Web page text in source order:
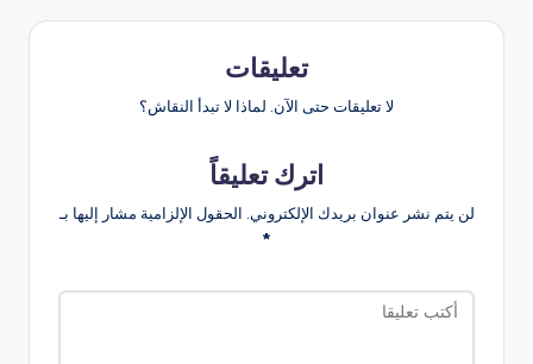
تعليقات
لا تعليقات حتى الآن. لماذا لا تبدأ النقاش؟
اترك تعليقاً
لن يتم نشر عنوان بريدك الإلكتروني. الحقول الإلزامية مشار إليها بـ
*